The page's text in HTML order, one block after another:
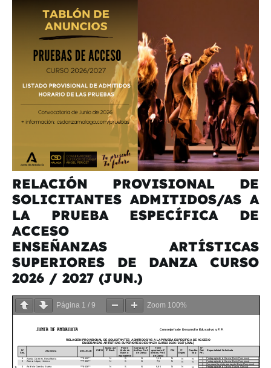
RELACIÓN PROVISIONAL DE
SOLICITANTES ADMITIDOS/AS A
LA PRUEBA ESPECÍFICA DE
ACCESO
ENSEÑANZAS ARTÍSTICAS
SUPERIORES DE DANZA CURSO
2026 / 2027 (JUN.)
Página 1 / 9 Zoom 100%